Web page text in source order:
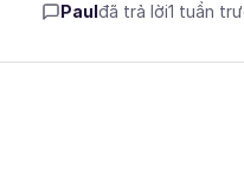
Paulđã trả lời1 tuần